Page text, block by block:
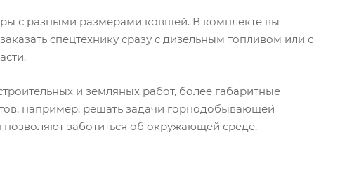
с разными размерами ковшей. В комплекте вы
спецтехнику сразу с дизельным топливом или с
и земляных работ, более габаритные
например, решать задачи горнодобывающей
заботиться об окружающей среде.